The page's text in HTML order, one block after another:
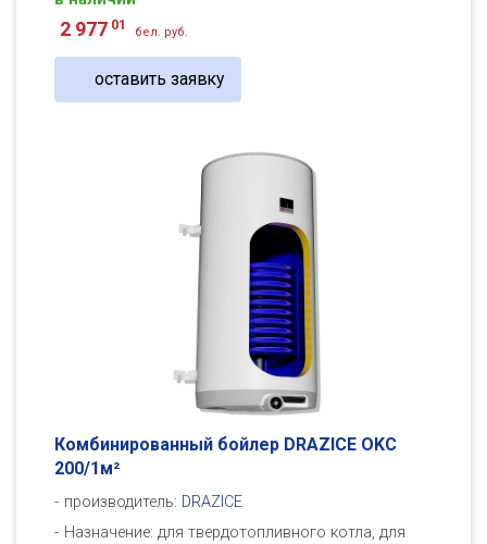
2 977 01 бел. руб.
оставить заявку
Комбинированный бойлер DRAZICE OKC
200/1м²
производитель: DRAZICE
Назначение: для твердотопливного котла, для